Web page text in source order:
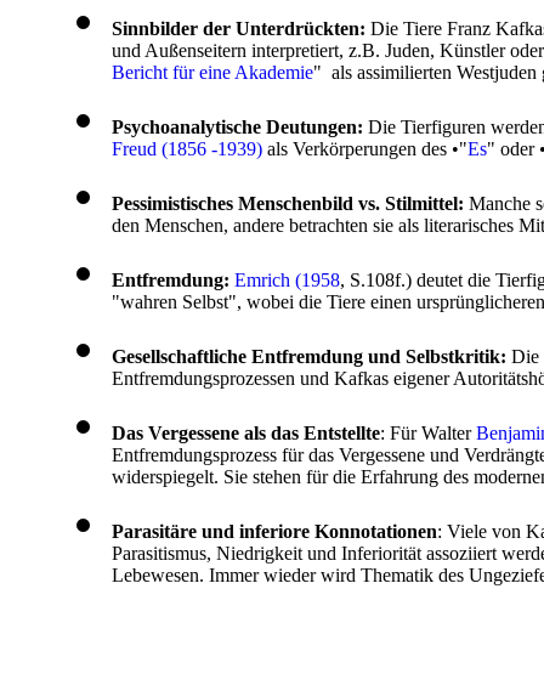
Sinnbilder der Unterdrückten: Die Tiere Franz
und Außenseitern interpretiert, z.B. Juden, Künstler
Bericht für eine Akademie" als assimilierten
Psychoanalytische Deutungen: Die Tierfiguren
Freud (1856 -1939) als Verkörperungen des •"Es" oder
Pessimistisches Menschenbild vs. Stilmittel: Manche
den Menschen, andere betrachten sie als literarisches
Entfremdung: Emrich (1958, S.108f.) deutet die
"wahren Selbst", wobei die Tiere einen
Gesellschaftliche Entfremdung und Selbstkritik: Die
Entfremdungsprozessen und Kafkas eigener
Das Vergessene als das Entstellte: Für Walter
Entfremdungsprozess für das Vergessene und
widerspiegelt. Sie stehen für die Erfahrung des
Parasitäre und inferiore Konnotationen: Viele von
Parasitismus, Niedrigkeit und Inferiorität assoziiert
Lebewesen. Immer wieder wird Thematik des